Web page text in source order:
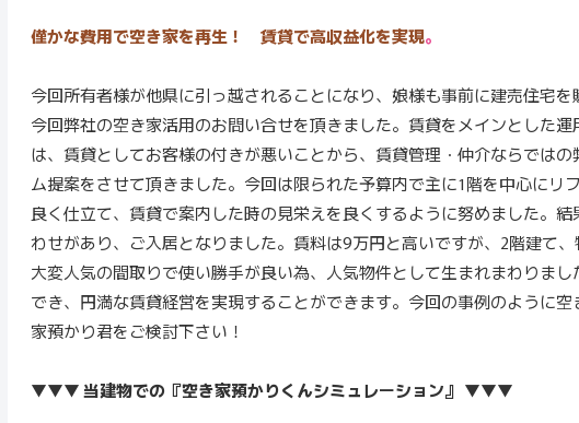
僅かな費用で空き家を再生！ 賃貸で高収益化を実現。
今回所有者様が他県に引っ越されることになり、娘様も事前に建売住宅
今回弊社の空き家活用のお問い合せを頂きました。賃貸をメインとした
は、賃貸としてお客様の付きが悪いことから、賃貸管理・仲介ならでは
ム提案をさせて頂きました。今回は限られた予算内で主に1階を中心にリ
良く仕立て、賃貸で案内した時の見栄えを良くするように努めました。
わせがあり、ご入居となりました。賃料は9万円と高いですが、2階建て
大変人気の間取りで使い勝手が良い為、人気物件として生まれまわりま
でき、円満な賃貸経営を実現することができます。今回の事例のように
家預かり君をご検討下さい！
▼▼▼ 当建物での『空き家預かりくんシミュレーション』 ▼▼▼